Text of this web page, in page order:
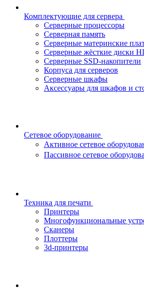
Комплектующие для сервера
Серверные процессоры
Серверная память
Серверные материнские
Серверные жёсткие диски
Серверные SSD-накопители
Корпуса для серверов
Серверные шкафы
Аксессуары для шкафов и
Сетевое оборудование
Активное сетевое
Пассивное сетевое
Техника для печати
Принтеры
Многофункциональные
Сканеры
Плоттеры
3d-принтеры